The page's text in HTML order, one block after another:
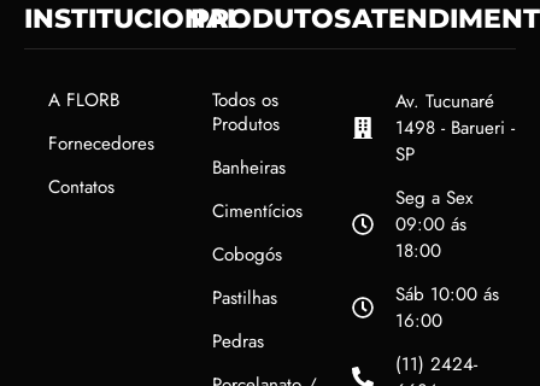
INSTITUCIONAL
A FLORB
Fornecedores
Contatos
PRODUTOS
Todos os
Produtos
Banheiras
Cimentícios
Cobogós
Pastilhas
Pedras
Av. Tucunaré
1498 - Barueri -
SP
Seg a Sex
09:00 ás
18:00
Sáb 10:00 ás
16:00
(11) 2424-